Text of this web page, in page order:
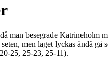
man besegrade
men laget lyckas ändå
25, 25-23, 25-11).